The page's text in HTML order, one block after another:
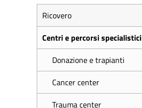
Ricovero
Centri e percorsi specialistici
Donazione e trapianti
Cancer center
Trauma center